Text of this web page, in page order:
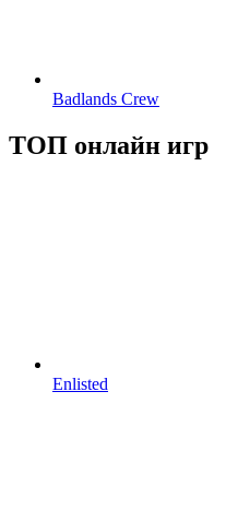
Badlands Crew
ТОП онлайн игр
Enlisted